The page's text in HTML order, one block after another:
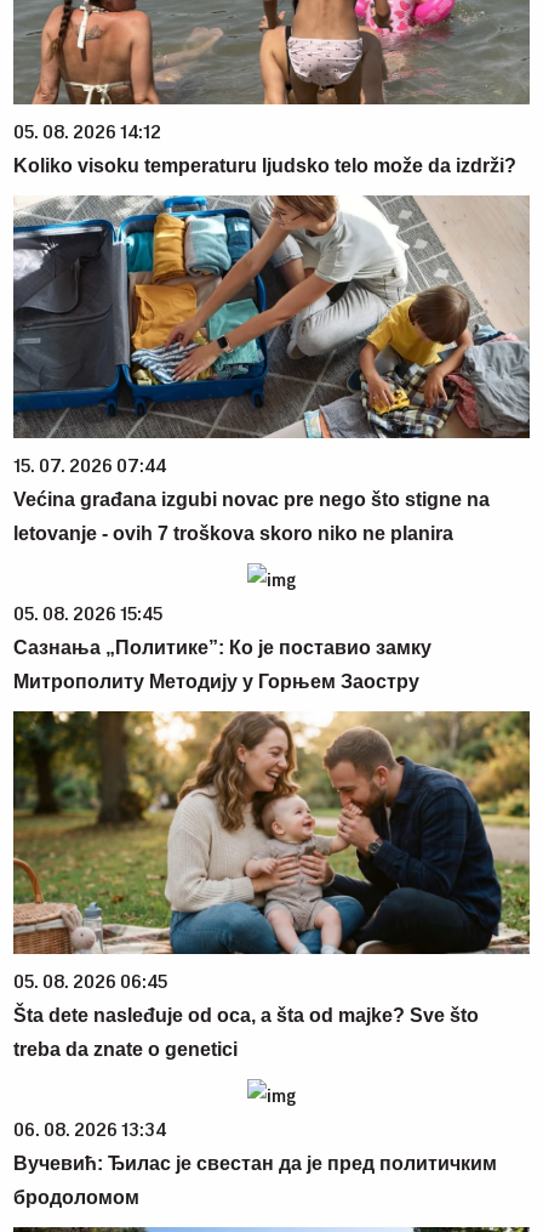
05. 08. 2026 14:12
Koliko visoku temperaturu ljudsko telo može da izdrži?
15. 07. 2026 07:44
Većina građana izgubi novac pre nego što stigne na
letovanje - ovih 7 troškova skoro niko ne planira
05. 08. 2026 15:45
Сазнања „Политике”: Ко је поставио замку
Митрополиту Методију у Горњем Заостру
05. 08. 2026 06:45
Šta dete nasleđuje od oca, a šta od majke? Sve što
treba da znate o genetici
06. 08. 2026 13:34
Вучевић: Ђилас је свестан да је пред политичким
бродоломом